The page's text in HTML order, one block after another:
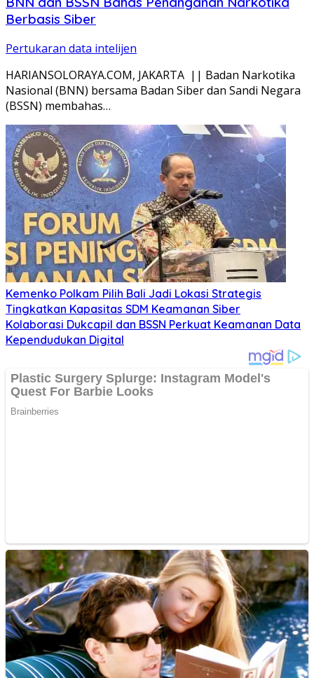
Berbasis Siber
Pertukaran data intelijen
HARIANSOLORAYA.COM, JAKARTA || Badan Narkotika
Nasional (BNN) bersama Badan Siber dan Sandi Negara
(BSSN) membahas…
Kemenko Polkam Pilih Bali Jadi Lokasi Strategis
Tingkatkan Kapasitas SDM Keamanan Siber
Kolaborasi Dukcapil dan BSSN Perkuat Keamanan Data
Kependudukan Digital